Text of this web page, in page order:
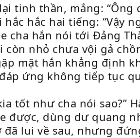
tinh thần, mắng:
hắc hai tiếng: “Vậy
cha hắn nói tới Đảng
còn nhỏ chưa vội gả
mặt hắn khẳng định
ứng không tiếp tục
tốt như cha nói sao?”
được, dùng dư quang
lui về sau, nhưng